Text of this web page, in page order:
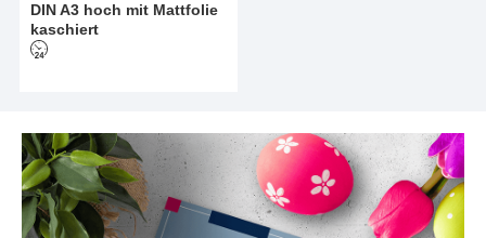
DIN A3 hoch mit Mattfolie
kaschiert